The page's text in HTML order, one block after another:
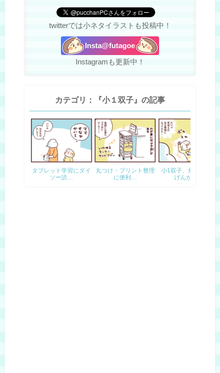
twitterでは小ネタイラストも投稿中！
Insta@futagoe
Instagramも更新中！
カテゴリ：『小１双子』の記事
タブレット学習にダイ
ソー読…
丸つけ・プリント整理
に便利…
小1双子、外でも兄弟
げんかを…